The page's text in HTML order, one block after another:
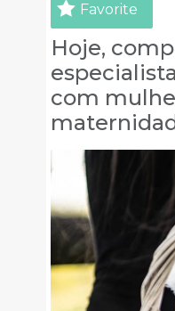
Favorite
Hoje,
com